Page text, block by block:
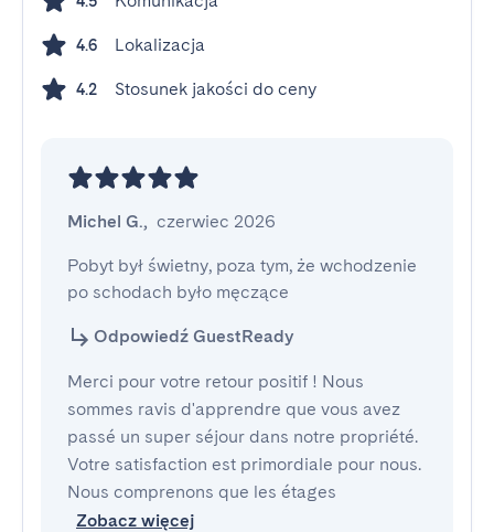
4.6 Lokalizacja
4.2 Stosunek jakości do ceny
Michel G., czerwiec 2026
Pobyt był świetny, poza tym, że wchodzenie
po schodach było męczące
Odpowiedź GuestReady
Merci pour votre retour positif ! Nous
sommes ravis d'apprendre que vous avez
passé un super séjour dans notre propriété.
Votre satisfaction est primordiale pour nous.
Nous comprenons que les étages
Zobacz więcej